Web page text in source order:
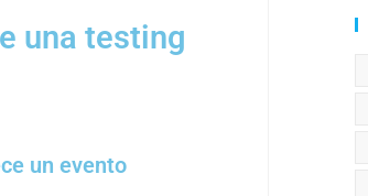
una testing
un evento